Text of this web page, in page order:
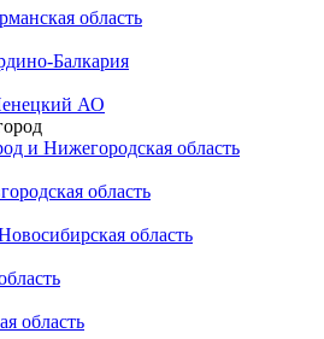
область
Балкария
АО
и Нижегородская область
область
область
область